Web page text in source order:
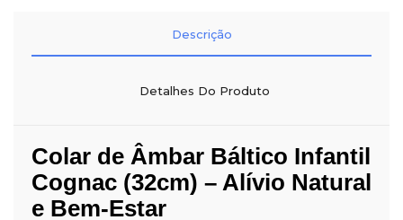
Descrição
Detalhes Do Produto
Colar de Âmbar Báltico Infantil
Cognac (32cm) – Alívio Natural
e Bem-Estar